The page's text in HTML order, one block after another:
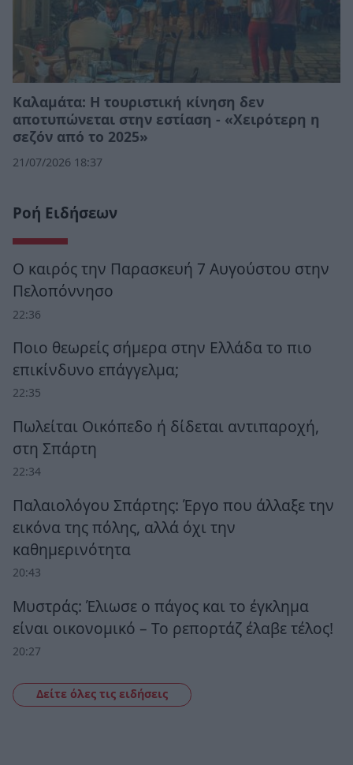
Καλαμάτα: Η τουριστική κίνηση δεν
αποτυπώνεται στην εστίαση - «Χειρότερη η
σεζόν από το 2025»
21/07/2026 18:37
Ροή Ειδήσεων
Ο καιρός την Παρασκευή 7 Αυγούστου στην
Πελοπόννησο
22:36
Ποιο θεωρείς σήμερα στην Ελλάδα το πιο
επικίνδυνο επάγγελμα;
22:35
Πωλείται Οικόπεδο ή δίδεται αντιπαροχή,
στη Σπάρτη
22:34
Παλαιολόγου Σπάρτης: Έργο που άλλαξε την
εικόνα της πόλης, αλλά όχι την
καθημερινότητα
20:43
Μυστράς: Έλιωσε ο πάγος και το έγκλημα
είναι οικονομικό – Το ρεπορτάζ έλαβε τέλος!
20:27
Δείτε όλες τις ειδήσεις